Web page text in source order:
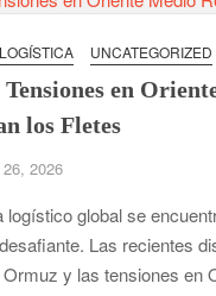
Portuaria
brechas del desempleo
la profunda brecha
sostiene al Estado?
Seco de Panamá
LOGÍSTICA UNCATEGORIZED
Tensiones en
los Fletes
2026
logístico global se
Las recientes
y las tensiones en